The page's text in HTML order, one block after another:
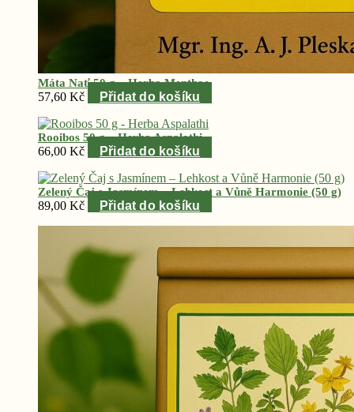
Máta Nať 50 g – Herba Menthae
57,60 Kč Přidat do košíku
Rooibos 50 g – Herba Aspalathi
66,00 Kč Přidat do košíku
Zelený Čaj s Jasmínem – Lehkost a Vůně Harmonie (50 g)
89,00 Kč Přidat do košíku